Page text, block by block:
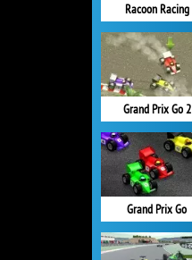
Racoon Racing
Grand Prix Go 2
Grand Prix Go